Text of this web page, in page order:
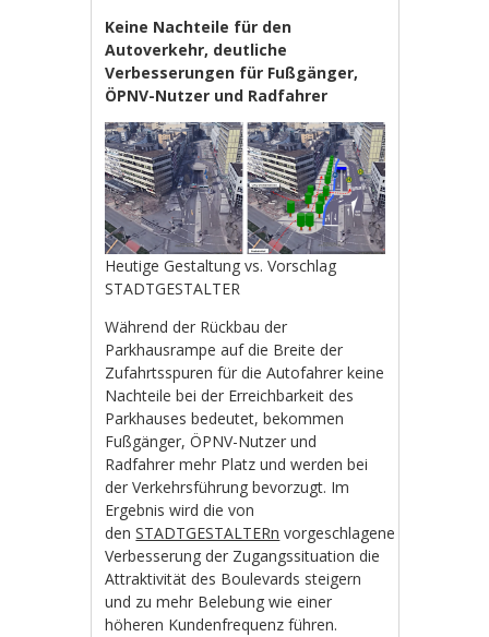
Keine Nachteile für den
Autoverkehr, deutliche
Verbesserungen für Fußgänger,
ÖPNV-Nutzer und Radfahrer
Heutige Gestaltung vs. Vorschlag
STADTGESTALTER
Während der Rückbau der
Parkhausrampe auf die Breite der
Zufahrtsspuren für die Autofahrer keine
Nachteile bei der Erreichbarkeit des
Parkhauses bedeutet, bekommen
Fußgänger, ÖPNV-Nutzer und
Radfahrer mehr Platz und werden bei
der Verkehrsführung bevorzugt. Im
Ergebnis wird die von
denSTADTGESTALTERn vorgeschlagene
Verbesserung der Zugangssituation die
Attraktivität des Boulevards steigern
und zu mehr Belebung wie einer
höheren Kundenfrequenz führen.